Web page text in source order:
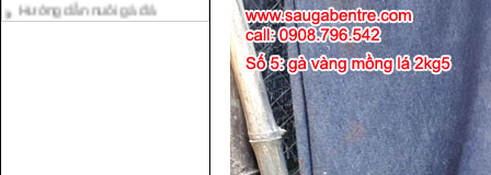
Tại sao bạn cần biết cách nuôi